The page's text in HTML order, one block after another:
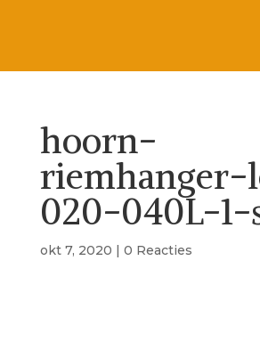
hoorn-
riemhanger-
020-040L-
okt 7, 2020 | 0 Reacties